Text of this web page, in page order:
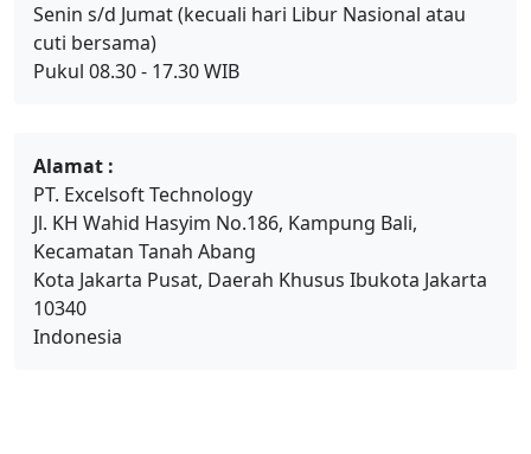
Senin s/d Jumat (kecuali hari Libur Nasional atau
cuti bersama)
Pukul 08.30 - 17.30 WIB
Alamat :
PT. Excelsoft Technology
Jl. KH Wahid Hasyim No.186, Kampung Bali,
Kecamatan Tanah Abang
Kota Jakarta Pusat, Daerah Khusus Ibukota Jakarta
10340
Indonesia